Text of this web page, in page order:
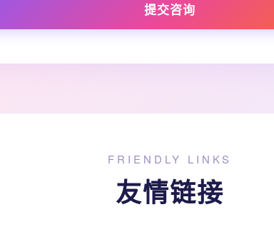
提交咨询
FRIENDLY LINKS
友情链接